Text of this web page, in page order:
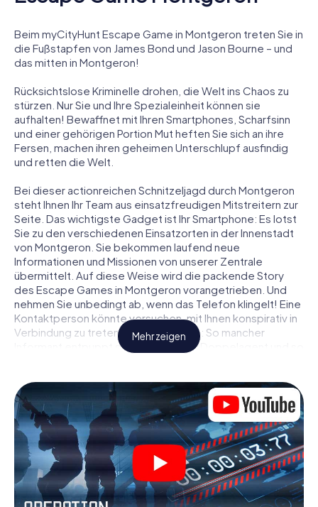
Beim myCityHunt Escape Game in Montgeron treten Sie in
die Fußstapfen von James Bond und Jason Bourne – und
das mitten in Montgeron!
Rücksichtslose Kriminelle drohen, die Welt ins Chaos zu
stürzen. Nur Sie und Ihre Spezialeinheit können sie
aufhalten! Bewaffnet mit Ihren Smartphones, Scharfsinn
und einer gehörigen Portion Mut heften Sie sich an ihre
Fersen, machen ihren geheimen Unterschlupf ausfindig
und retten die Welt.
Bei dieser actionreichen Schnitzeljagd durch Montgeron
steht Ihnen Ihr Team aus einsatzfreudigen Mitstreitern zur
Seite. Das wichtigste Gadget ist Ihr Smartphone: Es lotst
Sie zu den verschiedenen Einsatzorten in der Innenstadt
von Montgeron. Sie bekommen laufend neue
Informationen und Missionen von unserer Zentrale
übermittelt. Auf diese Weise wird die packende Story
des Escape Games in Montgeron vorangetrieben. Und
nehmen Sie unbedingt ab, wenn das Telefon klingelt! Eine
Kontaktperson könnte versuchen, mit Ihnen konspirativ in
Verbindung zu treten … Doch Vorsicht: So mancher
Informant entpuppt sich als dubioser Doppelagent und so
und vor allem: Vertrauen Sie niemandem!
Anders als in einem klassischen Escape Room in
Montgeron sind Sie also nicht in ein Zimmer eingesperrt,
aus dem Sie sich in einem vorgegebenen Zeitfenster
befreien müssen. Diese Smartphone Schnitzeljagd erklärt
ganz Montgeron zu Ihrem persönlichen Spielfeld! Die
technische Voraussetzung für Ihr Agentenabenteuer in
Montgeron: Ein Smartphone mit Zugang ins mobile
Mehr zeigen